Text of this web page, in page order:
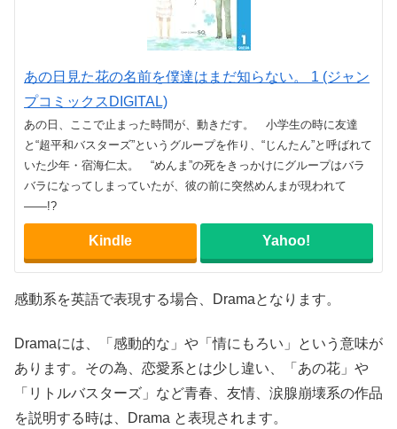
あの日見た花の名前を僕達はまだ知らない。 1 (ジャン
プコミックスDIGITAL)
あの日、ここで止まった時間が、動きだす。 小学生の時に友達
と“超平和バスターズ”というグループを作り、“じんたん”と呼ばれて
いた少年・宿海仁太。 “めんま”の死をきっかけにグループはバラ
バラになってしまっていたが、彼の前に突然めんまが現われて
――!?
Kindle Yahoo!
感動系を英語で表現する場合、Dramaとなります。
Dramaには、「感動的な」や「情にもろい」という意味が
あります。その為、恋愛系とは少し違い、「あの花」や
「リトルバスターズ」など青春、友情、涙腺崩壊系の作品
を説明する時は、Drama と表現されます。